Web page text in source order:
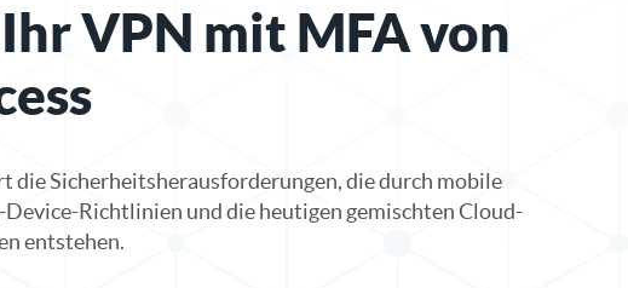
VPN mit MFA von
die Sicherheitsherausforderungen, die durch mobile
Richtlinien und die heutigen gemischten Cloud-
entstehen.